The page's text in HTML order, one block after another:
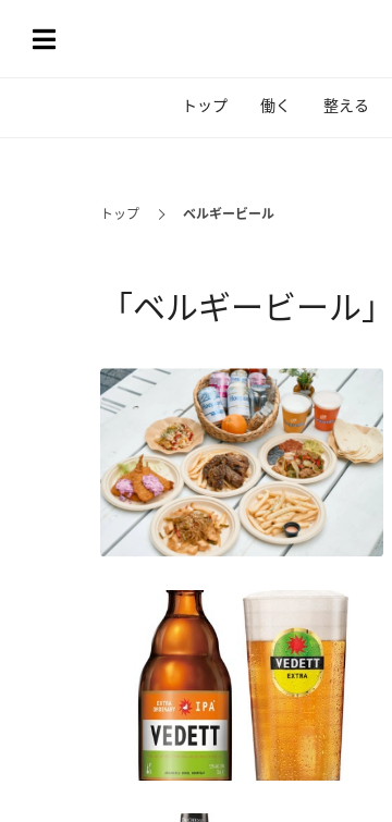
トップ 働く 整える
トップ ベルギービール
「ベルギービール